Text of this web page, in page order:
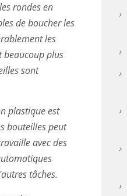
rondes en
de boucher les
les
beaucoup plus
sont
plastique est
bouteilles peut
avec des
tâches.